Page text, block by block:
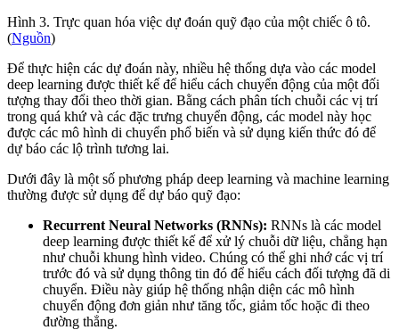
Hình 3. Trực quan hóa việc dự đoán quỹ đạo của một chiếc ô tô.
(Nguồn)
Để thực hiện các dự đoán này, nhiều hệ thống dựa vào các model
deep learning được thiết kế để hiểu cách chuyển động của một đối
tượng thay đổi theo thời gian. Bằng cách phân tích chuỗi các vị trí
trong quá khứ và các đặc trưng chuyển động, các model này học
được các mô hình di chuyển phổ biến và sử dụng kiến thức đó để
dự báo các lộ trình tương lai.
Dưới đây là một số phương pháp deep learning và machine learning
thường được sử dụng để dự báo quỹ đạo:
Recurrent Neural Networks (RNNs): RNNs là các model
deep learning được thiết kế để xử lý chuỗi dữ liệu, chẳng hạn
như chuỗi khung hình video. Chúng có thể ghi nhớ các vị trí
trước đó và sử dụng thông tin đó để hiểu cách đối tượng đã di
chuyển. Điều này giúp hệ thống nhận diện các mô hình
chuyển động đơn giản như tăng tốc, giảm tốc hoặc đi theo
đường thẳng.